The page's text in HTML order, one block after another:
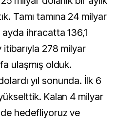
Tamı tamına 24 milyar
ihracatta 136,1
278 milyar
ulaşmış olduk.
yıl sonunda. İlk 6
Kalan 4 milyar
hedefliyoruz ve